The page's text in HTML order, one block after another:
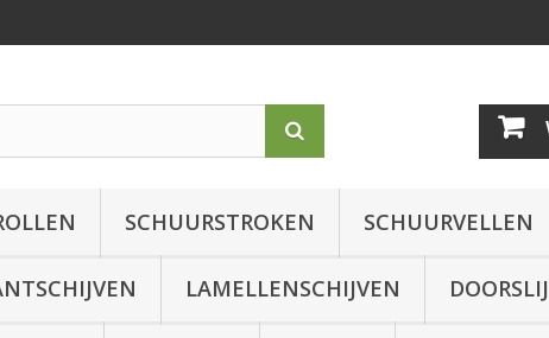
SCHUURSTROKEN SCHUURVELLEN
LAMELLENSCHIJVEN